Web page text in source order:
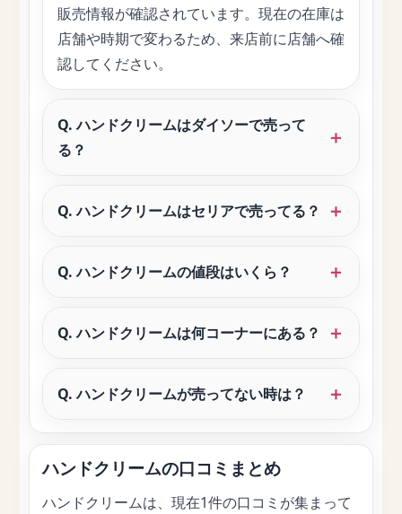
販売情報が確認されています。現在の在庫は
店舗や時期で変わるため、来店前に店舗へ確
認してください。
Q. ハンドクリームはダイソーで売って
る？
Q. ハンドクリームはセリアで売ってる？
Q. ハンドクリームの値段はいくら？
Q. ハンドクリームは何コーナーにある？
Q. ハンドクリームが売ってない時は？
ハンドクリームの口コミまとめ
ハンドクリームは、現在1件の口コミが集まって